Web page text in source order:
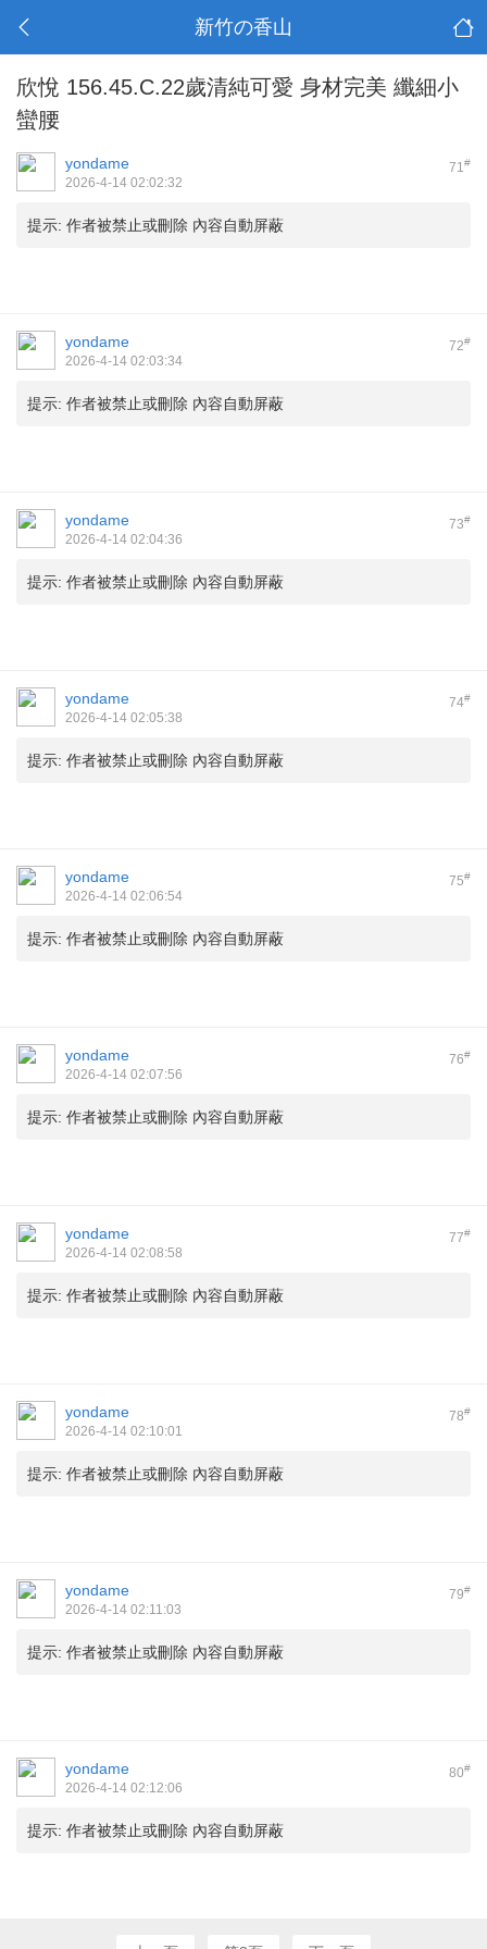
新竹の香山
欣悅 156.45.C.22歲清純可愛 身材完美 纖細小
蠻腰
71#
yondame
2026-4-14 02:02:32
提示: 作者被禁止或刪除 內容自動屏蔽
72#
yondame
2026-4-14 02:03:34
提示: 作者被禁止或刪除 內容自動屏蔽
73#
yondame
2026-4-14 02:04:36
提示: 作者被禁止或刪除 內容自動屏蔽
74#
yondame
2026-4-14 02:05:38
提示: 作者被禁止或刪除 內容自動屏蔽
75#
yondame
2026-4-14 02:06:54
提示: 作者被禁止或刪除 內容自動屏蔽
76#
yondame
2026-4-14 02:07:56
提示: 作者被禁止或刪除 內容自動屏蔽
77#
yondame
2026-4-14 02:08:58
提示: 作者被禁止或刪除 內容自動屏蔽
78#
yondame
2026-4-14 02:10:01
提示: 作者被禁止或刪除 內容自動屏蔽
79#
yondame
2026-4-14 02:11:03
提示: 作者被禁止或刪除 內容自動屏蔽
80#
yondame
2026-4-14 02:12:06
提示: 作者被禁止或刪除 內容自動屏蔽